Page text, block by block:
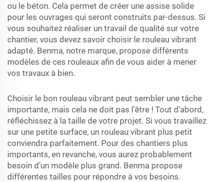
ou le béton. Cela permet de créer une assise solide
pour les ouvrages qui seront construits par-dessus. Si
vous souhaitez réaliser un travail de qualité sur votre
chantier, vous devez savoir choisir le rouleau vibrant
adapté. Benma, notre marque, propose différents
modèles de ces rouleaux afin de vous aider à mener
vos travaux à bien.
Choisir le bon rouleau vibrant peut sembler une tâche
importante, mais cela ne doit pas l’être ! Tout d’abord,
réfléchissez à la taille de votre projet. Si vous travaillez
sur une petite surface, un rouleau vibrant plus petit
conviendra parfaitement. Pour des chantiers plus
importants, en revanche, vous aurez probablement
besoin d’un modèle plus grand. Benma propose
différentes tailles pour répondre à vos besoins.